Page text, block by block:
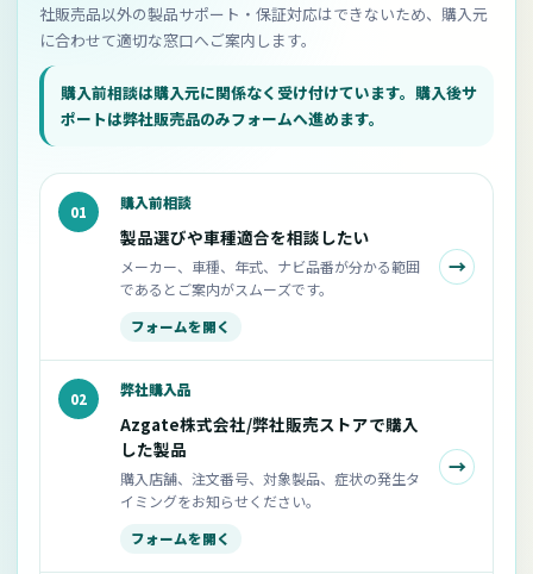
社販売品以外の製品サポート・保証対応はできないため、購入元
に合わせて適切な窓口へご案内します。
購入前相談は購入元に関係なく受け付けています。購入後サ
ポートは弊社販売品のみフォームへ進めます。
01 購入前相談
製品選びや車種適合を相談したい
メーカー、車種、年式、ナビ品番が分かる範囲
であるとご案内がスムーズです。
→
フォームを開く
02 弊社購入品
Azgate株式会社/弊社販売ストアで購入
した製品
購入店舗、注文番号、対象製品、症状の発生タ
イミングをお知らせください。
→
フォームを開く